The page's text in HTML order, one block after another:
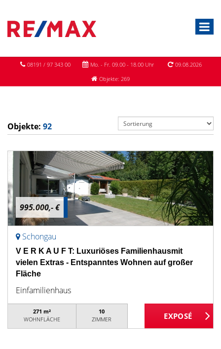
08191 / 97 343 00 Mo. - Fr. 09.00 - 18.00 Uhr
09.08.2026
Objekte: 269
Objekte: 92
995.000,- €
Schongau
V E R K A U F T: Luxuriöses Familienhausmit
vielen Extras - Entspanntes Wohnen auf großer
Fläche
Einfamilienhaus
271 m²
WOHNFLÄCHE
10
ZIMMER